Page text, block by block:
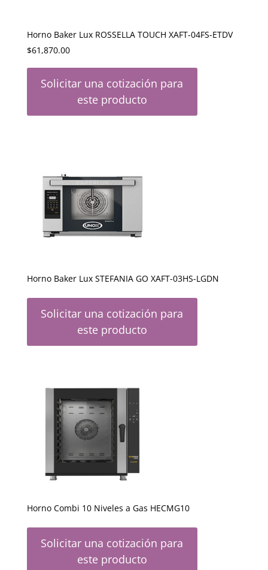
Horno Baker Lux ROSSELLA TOUCH XAFT-04FS-ETDV
$61,870.00
Solicitar una cotización para
este producto
Horno Baker Lux STEFANIA GO XAFT-03HS-LGDN
Solicitar una cotización para
este producto
Horno Combi 10 Niveles a Gas HECMG10
Solicitar una cotización para
este producto